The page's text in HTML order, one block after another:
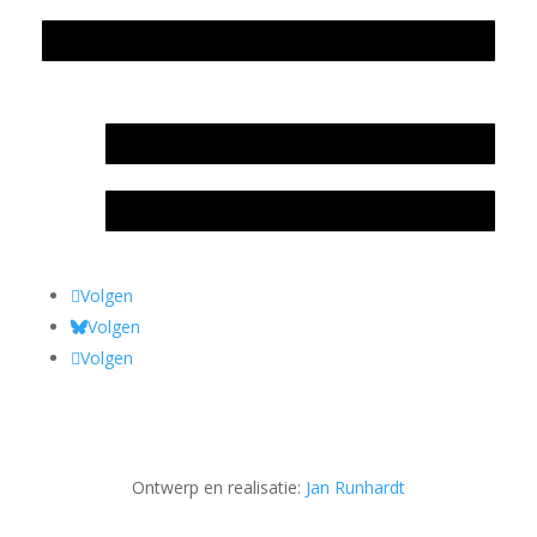
Volgen
Volgen
Volgen
Ontwerp en realisatie: Jan Runhardt